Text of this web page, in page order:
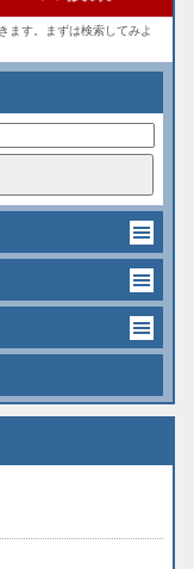
ます。まずは検索してみよ